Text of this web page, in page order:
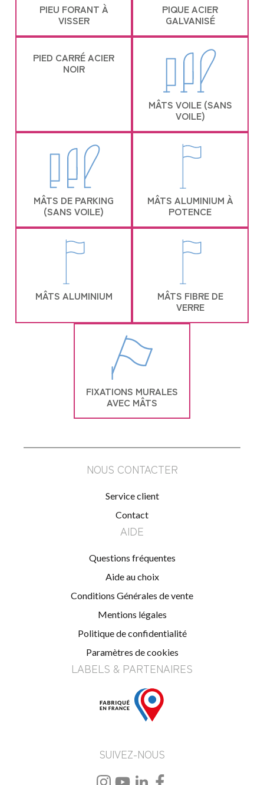
PIEU FORANT À
VISSER
PIQUE ACIER
GALVANISÉ
PIED CARRÉ ACIER
NOIR
MÂTS VOILE (SANS
VOILE)
MÂTS DE PARKING
(SANS VOILE)
MÂTS ALUMINIUM À
POTENCE
MÂTS ALUMINIUM MÂTS FIBRE DE
VERRE
FIXATIONS MURALES
AVEC MÂTS
NOUS CONTACTER
Service client
Contact
AIDE
Questions fréquentes
Aide au choix
Conditions Générales de vente
Mentions légales
Politique de confidentialité
Paramètres de cookies
LABELS & PARTENAIRES
SUIVEZ-NOUS